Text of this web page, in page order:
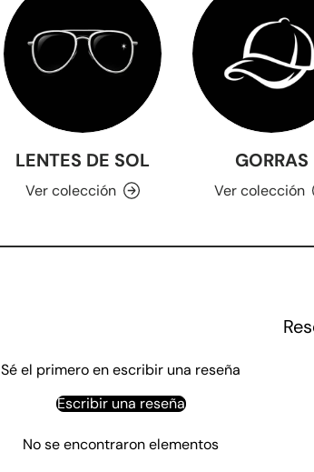
LENTES DE SOL
Ver colección
GORRAS
Ver colección
Sé el primero en escribir una reseña
Escribir una reseña
No se encontraron elementos